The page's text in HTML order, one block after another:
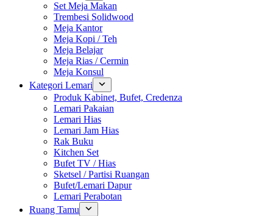
Set Meja Makan
Trembesi Solidwood
Meja Kantor
Meja Kopi / Teh
Meja Belajar
Meja Rias / Cermin
Meja Konsul
Kategori Lemari
Produk Kabinet, Bufet, Credenza
Lemari Pakaian
Lemari Hias
Lemari Jam Hias
Rak Buku
Kitchen Set
Bufet TV / Hias
Sketsel / Partisi Ruangan
Bufet/Lemari Dapur
Lemari Perabotan
Ruang Tamu